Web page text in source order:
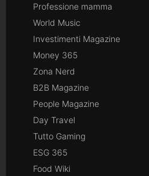
Professione mamma
World Music
Investimenti Magazine
Money 365
Zona Nerd
B2B Magazine
People Magazine
Day Travel
Tutto Gaming
ESG 365
Food Wiki